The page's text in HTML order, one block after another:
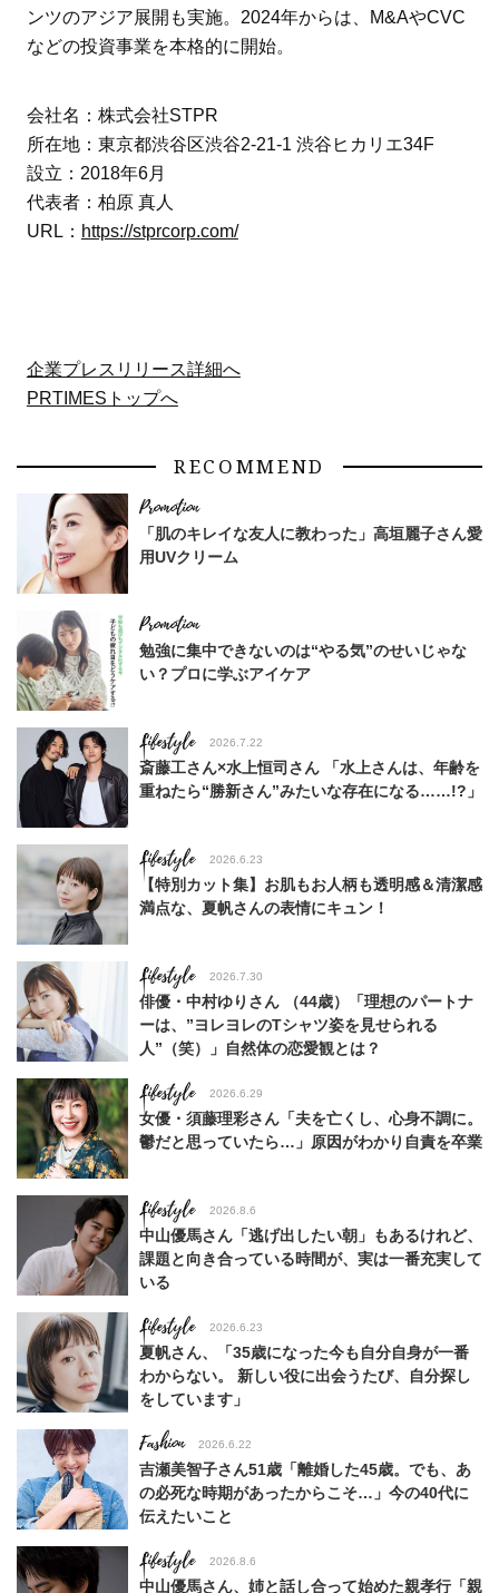
ンツのアジア展開も実施。2024年からは、M&AやCVC
などの投資事業を本格的に開始。
会社名：株式会社STPR
所在地：東京都渋谷区渋谷2-21-1 渋谷ヒカリエ34F
設立：2018年6月
代表者：柏原 真人
URL： https://stprcorp.com/
企業プレスリリース詳細へ
PRTIMESトップへ
RECOMMEND
「肌のキレイな友人に教わった」高垣麗子さん愛
用UVクリーム
勉強に集中できないのは“やる気”のせいじゃな
い？プロに学ぶアイケア
Lifestyle 2026.7.22
斎藤工さん×水上恒司さん 「水上さんは、年齢を
重ねたら“勝新さん”みたいな存在になる……!?」
Lifestyle 2026.6.23
【特別カット集】お肌もお人柄も透明感＆清潔感
満点な、夏帆さんの表情にキュン！
Lifestyle 2026.7.30
俳優・中村ゆりさん （44歳）「理想のパートナ
ーは、”ヨレヨレのTシャツ姿を見せられる
人”（笑）」自然体の恋愛観とは？
Lifestyle 2026.6.29
女優・須藤理彩さん「夫を亡くし、心身不調に。
鬱だと思っていたら…」原因がわかり自責を卒業
Lifestyle 2026.8.6
中山優馬さん「逃げ出したい朝」もあるけれど、
課題と向き合っている時間が、実は一番充実して
いる
Lifestyle 2026.6.23
夏帆さん、「35歳になった今も自分自身が一番
わからない。 新しい役に出会うたび、自分探し
をしています」
Fashion 2026.6.22
吉瀬美智子さん51歳「離婚した45歳。でも、あ
の必死な時期があったからこそ…」今の40代に
伝えたいこと
Lifestyle 2026.8.6
中山優馬さん、姉と話し合って始めた親孝行「親